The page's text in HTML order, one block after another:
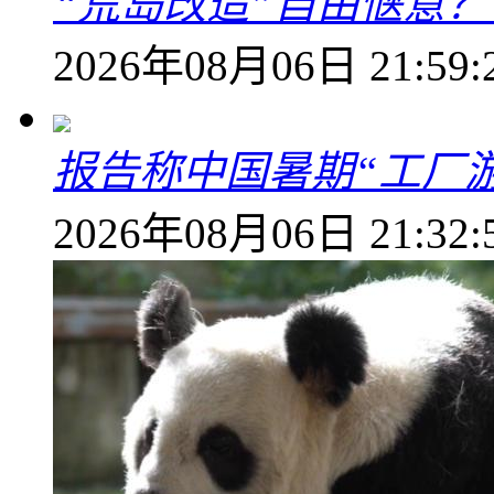
2026年08月06日
报告称中国暑期“工厂
2026年08月06日